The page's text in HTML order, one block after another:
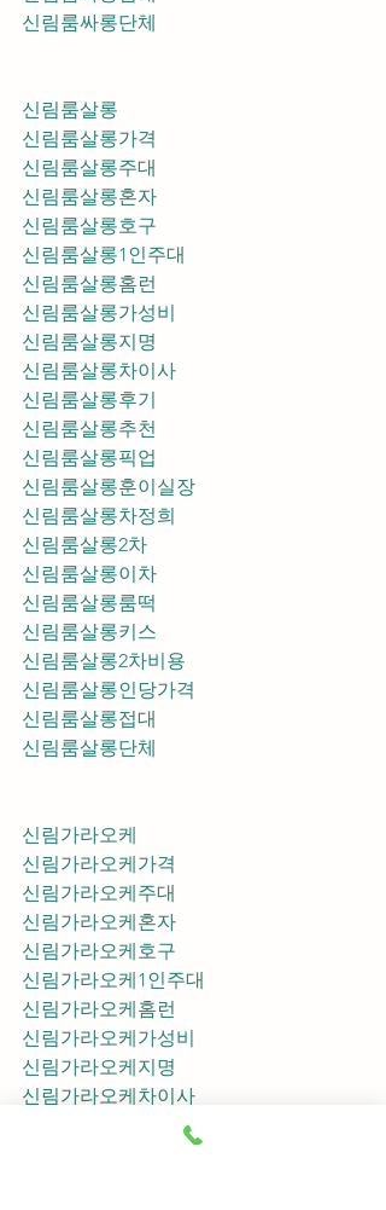
신림룸싸롱단체
신림룸살롱
신림룸살롱가격
신림룸살롱주대
신림룸살롱혼자
신림룸살롱호구
신림룸살롱1인주대
신림룸살롱홈런
신림룸살롱가성비
신림룸살롱지명
신림룸살롱차이사
신림룸살롱후기
신림룸살롱추천
신림룸살롱훈이실장
신림룸살롱차정희
신림룸살롱2차
신림룸살롱이차
신림룸살롱룸떡
신림룸살롱키스
신림룸살롱2차비용
신림룸살롱인당가격
신림룸살롱접대
신림룸살롱단체
신림가라오케
신림가라오케가격
신림가라오케주대
신림가라오케혼자
신림가라오케호구
신림가라오케1인주대
신림가라오케홈런
신림가라오케가성비
신림가라오케지명
신림가라오케차이사